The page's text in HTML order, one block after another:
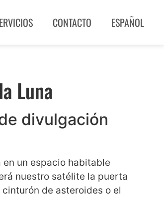
CONTACTO ESPAÑOL
Luna
divulgación
un espacio habitable
nuestro satélite la puerta
de asteroides o el